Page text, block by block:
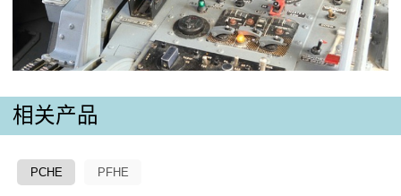
相关产品
PCHE PFHE